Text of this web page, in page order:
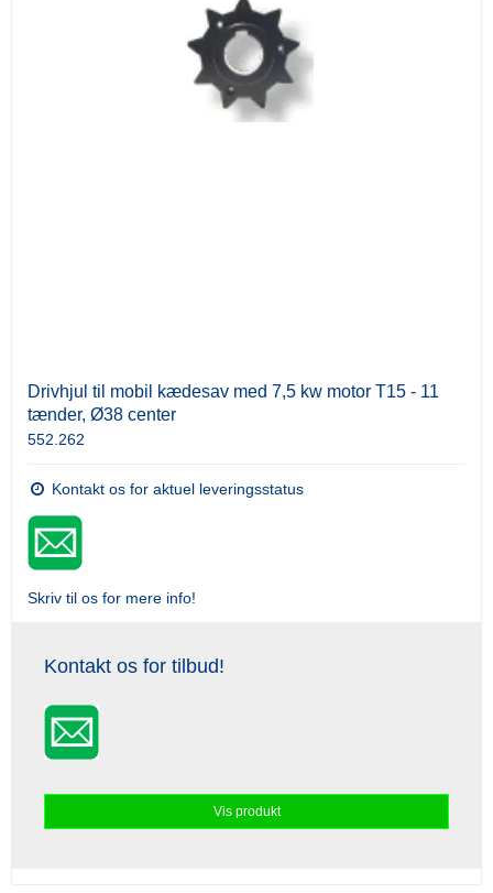
Drivhjul til mobil kædesav med 7,5 kw motor T15 - 11
tænder, Ø38 center
552.262
Kontakt os for aktuel leveringsstatus
Skriv til os for mere info!
Kontakt os for tilbud!
Vis produkt